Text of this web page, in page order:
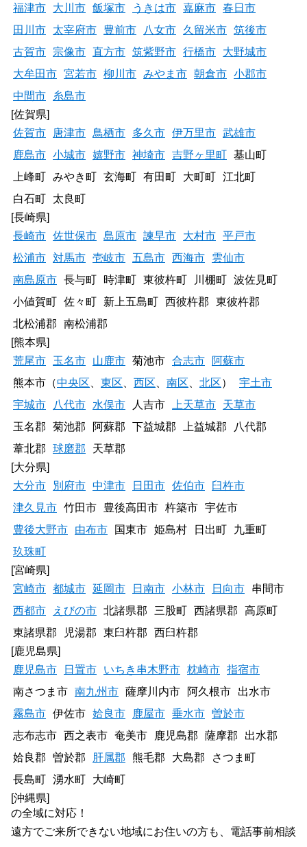
福津市 大川市 飯塚市 うきは市 嘉麻市 春日市
田川市
太宰府市 豊前市 八女市 久留米市 筑後市
古賀市
宗像市 直方市 筑紫野市 行橋市
大野城市
大牟田市 宮若市 柳川市 みやま市 朝倉市 小郡市
中間市
糸島市
[佐賀県]
佐賀市
唐津市 鳥栖市 多久市 伊万里市 武雄市
鹿島市 小城市 嬉野市 神埼市 吉野ヶ里町 基山町
上峰町 みやき町 玄海町 有田町 大町町 江北町
白石町
太良町
[長崎県]
長崎市 佐世保市 島原市 諫早市 大村市 平戸市
松浦市 対馬市 壱岐市 五島市 西海市
雲仙市
南島原市 長与町 時津町 東彼杵町 川棚町 波佐見町
小値賀町 佐々町 新上五島町 西彼杵郡
東彼杵郡
北松浦郡
南松浦郡
[熊本県]
荒尾市
玉名市 山鹿市 菊池市 合志市
阿蘇市
熊本市（中央区 東区 西区 南区 北区）
宇土市
宇城市
八代市 水俣市 人吉市 上天草市
天草市
玉名郡
菊池郡 阿蘇郡 下益城郡 上益城郡
八代郡
葦北郡
球磨郡
天草郡
[大分県]
大分市
別府市 中津市 日田市 佐伯市
臼杵市
津久見市 竹田市 豊後高田市 杵築市 宇佐市
豊後大野市
由布市 国東市 姫島村 日出町
九重町
玖珠町
[宮崎県]
宮崎市 都城市 延岡市 日南市 小林市 日向市
串間市
西都市
えびの市 北諸県郡 三股町 西諸県郡
高原町
東諸県郡
児湯郡 東臼杵郡
西臼杵郡
[鹿児島県]
鹿児島市
日置市 いちき串木野市 枕崎市 指宿市
南さつま市 南九州市 薩摩川内市 阿久根市
出水市
霧島市 伊佐市 姶良市 鹿屋市 垂水市 曽於市
志布志市 西之表市 奄美市 鹿児島郡 薩摩郡
出水郡
姶良郡
曽於郡 肝属郡 熊毛郡 大島郡
さつま町
長島町 湧水町
大崎町
[沖縄県]
の全域に対応！
遠方でご来所できない地域にお住いの方も、電話事前相談